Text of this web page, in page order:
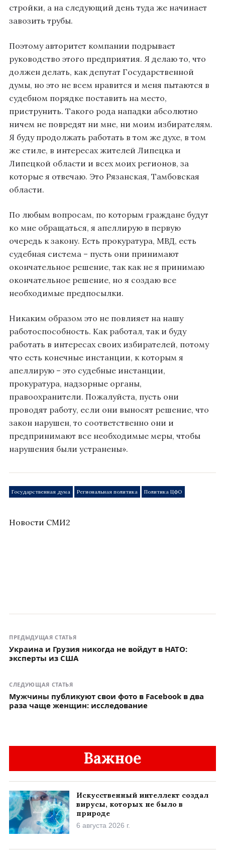
стройки, а на следующий день туда же начинает
завозить трубы.
Поэтому авторитет компании подрывает
руководство этого предприятия. Я делаю то, что
должен делать, как депутат Государственной
думы, но это не всем нравится и меня пытаются в
судебном порядке поставить на место,
приструнить. Такого рода нападки абсолютно
ничем не повредят ни мне, ни моим избирателям.
Я буду продолжать работать в том же духе, в том
же стиле, в интересах жителей Липецка и
Липецкой области и всех моих регионов, за
которые я отвечаю. Это Рязанская, Тамбовская
области.
По любым вопросам, по которым граждане будут
ко мне обращаться, я апеллирую в первую
очередь к закону. Есть прокуратура, МВД, есть
судебная система – пусть они принимают
окончательное решение, так как не я принимаю
окончательное решение, но я создаю все
необходимые предпосылки.
Никаким образом это не повлияет на нашу
работоспособность. Как работал, так и буду
работать в интересах своих избирателей, потому
что есть конечные инстанции, к которым я
апеллирую – это судебные инстанции,
прокуратура, надзорные органы,
правоохранители. Пожалуйста, пусть они
проводят работу, если они выносят решение, что
закон нарушен, то соответственно они и
предпринимают все необходимые меры, чтобы
нарушения были устранены».
Государственная дума Региональная политика Политика ЦФО
Новости СМИ2
ПРЕДЫДУЩАЯ СТАТЬЯ
Украина и Грузия никогда не войдут в НАТО:
эксперты из США
СЛЕДУЮЩАЯ СТАТЬЯ
Мужчины публикуют свои фото в Facebook в два
раза чаще женщин: исследование
Важное
Искусственный интеллект создал
вирусы, которых не было в
природе
6 августа 2026 г.